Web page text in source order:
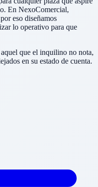
En NexoComercial,
eso diseñamos
lo operativo para que
que el inquilino no nota,
en su estado de cuenta.